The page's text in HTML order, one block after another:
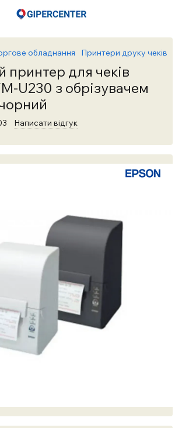
обладнання Принтери друку чеків
принтер для чеків
U230 з обрізувачем
Написати відгук